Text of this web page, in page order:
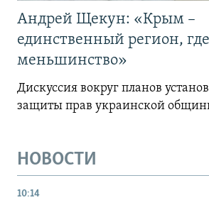
Андрей Щекун: «Крым –
единственный регион,
меньшинство»
Дискуссия вокруг планов
защиты прав украинской
НОВОСТИ
10:14